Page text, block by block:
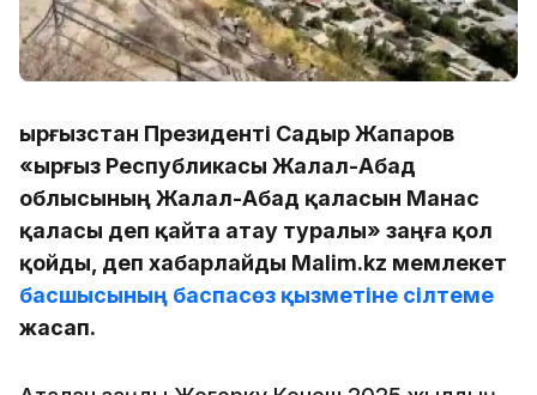
Қырғызстан Президенті Садыр Жапаров
«Қырғыз Республикасы Жалал-Абад
облысының Жалал-Абад қаласын Манас
қаласы деп қайта атау туралы» заңға қол
қойды, деп хабарлайды Malim.kz мемлекет
басшысының баспасөз қызметіне сілтеме
жасап.